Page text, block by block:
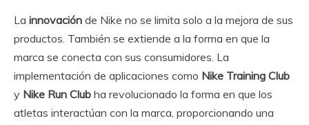
La innovación de Nike no se limita solo a la mejora de sus
productos. También se extiende a la forma en que la
marca se conecta con sus consumidores. La
implementación de aplicaciones como Nike Training Club
y Nike Run Club ha revolucionado la forma en que los
atletas interactúan con la marca, proporcionando una